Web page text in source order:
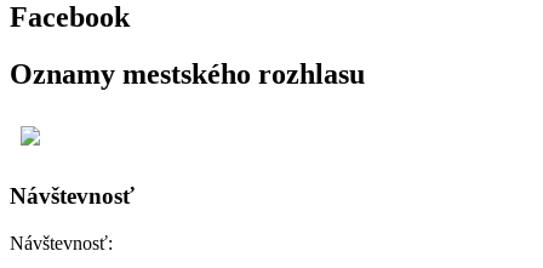
Facebook
Oznamy mestského rozhlasu
Návštevnosť
Návštevnosť: